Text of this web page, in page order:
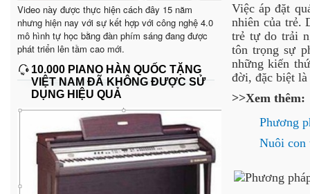
Video này được thực hiện cách đây 15 năm
nhưng hiện nay với sự kết hợp với công nghệ 4.0
mô hình tự học bằng đàn phím sáng đang được
phát triển lên tầm cao mới.
10.000 PIANO HÀN QUỐC TẶNG
VIỆT NAM ĐÃ KHÔNG ĐƯỢC SỬ
DỤNG HIỆU QUẢ
Việc áp đặt
nhiên của trẻ.
trẻ tự do trải
tôn trọng sự
những kiến
đời, đặc biệt
>>Xem thêm:
Phương
Nuôi con